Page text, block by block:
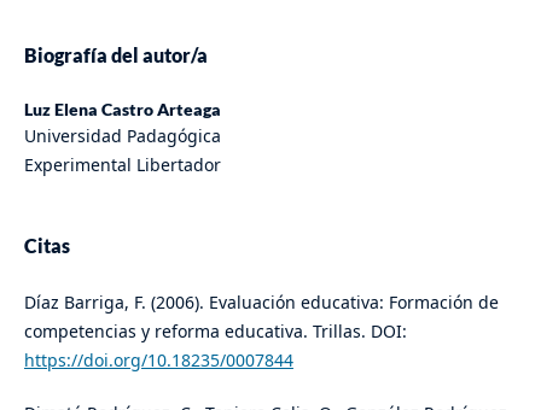
Biografía del autor/a
Luz Elena Castro Arteaga
Universidad Padagógica
Experimental Libertador
Citas
Díaz Barriga, F. (2006). Evaluación educativa: Formación de
competencias y reforma educativa. Trillas. DOI:
https://doi.org/10.18235/0007844